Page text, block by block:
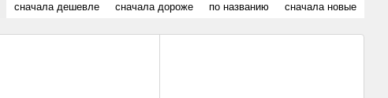
сначала дешевле сначала дороже по названию сначала новые